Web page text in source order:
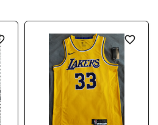
favorite_border